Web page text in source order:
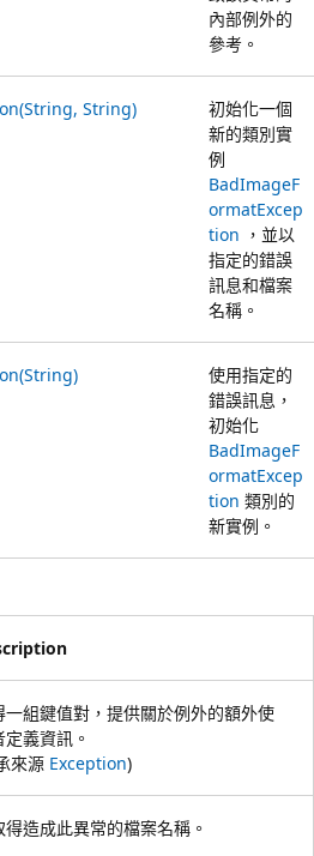
內部例外的
參考。
String)
初始化一個
新的類別實
例
BadImageF
ormatExcep
tion ，並以
指定的錯誤
訊息和檔案
名稱。
使用指定的
錯誤訊息，
初始化
BadImageF
ormatExcep
tion 類別的
新實例。
一組鍵值對，提供關於例外的額外使
定義資訊。
來源 Exception)
得造成此異常的檔案名稱。